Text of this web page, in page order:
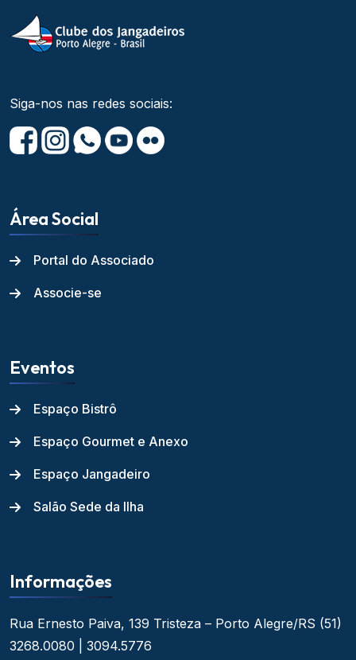
Siga-nos nas redes sociais:
Área Social
Portal do Associado
Associe-se
Eventos
Espaço Bistrô
Espaço Gourmet e Anexo
Espaço Jangadeiro
Salão Sede da Ilha
Informações
Rua Ernesto Paiva, 139 Tristeza – Porto Alegre/RS (51)
3268.0080 | 3094.5776